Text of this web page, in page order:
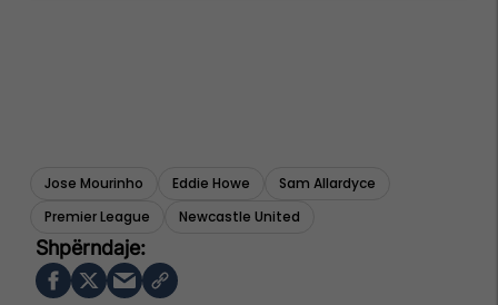
Jose Mourinho Eddie Howe
Sam Allardyce
Premier League
Newcastle United